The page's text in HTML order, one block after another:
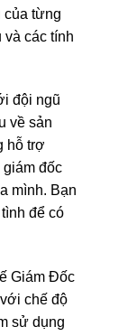
của từng
và các tính
đội ngũ
về sản
hỗ trợ
giám đốc
mình. Bạn
để có
Giám Đốc
chế độ
sử dụng